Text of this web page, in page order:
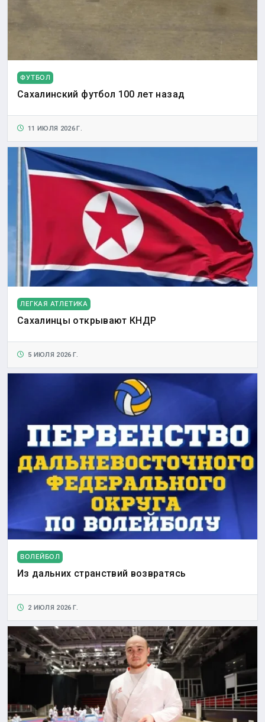
ФУТБОЛ
Сахалинский футбол 100 лет назад
11 ИЮЛЯ 2026 Г.
ЛЕГКАЯ АТЛЕТИКА
Сахалинцы открывают КНДР
5 ИЮЛЯ 2026 Г.
ВОЛЕЙБОЛ
Из дальних странствий возвратясь
2 ИЮЛЯ 2026 Г.